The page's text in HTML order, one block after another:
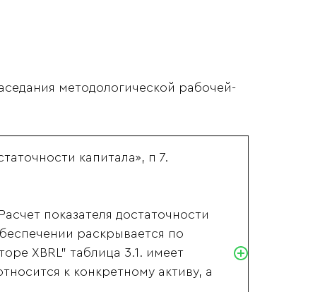
методологической рабочей-
капитала», п 7.
показателя достаточности
раскрывается по
XBRL" таблица 3.1. имеет
к конкретному активу, а